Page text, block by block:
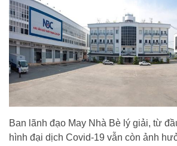
Ban lãnh đạo May Nhà Bè lý giải, từ
hình đại dịch Covid-19 vẫn còn ảnh